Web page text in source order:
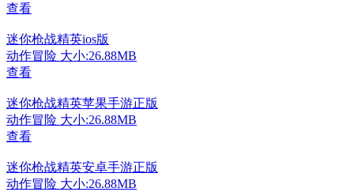
查看
迷你枪战精英ios版
动作冒险 大小:26.88MB
查看
迷你枪战精英苹果手游正版
动作冒险 大小:26.88MB
查看
迷你枪战精英安卓手游正版
动作冒险 大小:26.88MB